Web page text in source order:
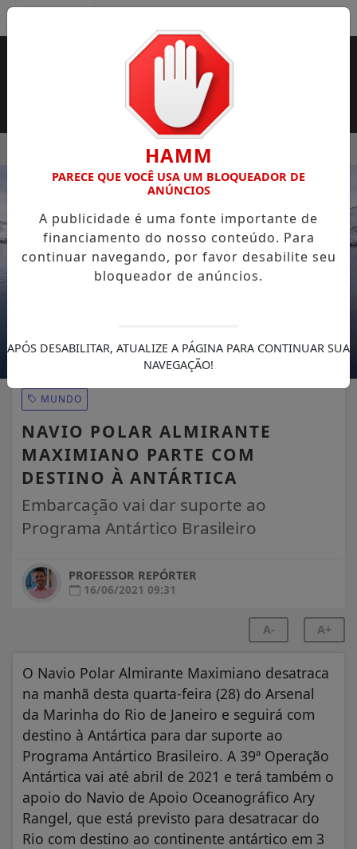
JÁ PODEM CONSULTAR CARTILHA DE REDAÇÃO
EM ALTA
MUNDO
NAVIO POLAR ALMIRANTE
MAXIMIANO PARTE COM
DESTINO À ANTÁRTICA
Embarcação vai dar suporte ao
Programa Antártico Brasileiro
PROFESSOR REPÓRTER
16/06/2021 09:31
A- A+
O Navio Polar Almirante Maximiano desatraca
na manhã desta quarta-feira (28) do Arsenal
da Marinha do Rio de Janeiro e seguirá com
destino à Antártica para dar suporte ao
Programa Antártico Brasileiro. A 39ª Operação
Antártica vai até abril de 2021 e terá também o
apoio do Navio de Apoio Oceanográfico Ary
Rangel, que está previsto para desatracar do
Rio com destino ao continente antártico em 3
HAMM
PARECE QUE VOCÊ USA UM BLOQUEADOR DE
ANÚNCIOS
A publicidade é uma fonte importante de
financiamento do nosso conteúdo. Para
continuar navegando, por favor desabilite seu
bloqueador de anúncios.
APÓS DESABILITAR, ATUALIZE A PÁGINA PARA CONTINUAR SUA
NAVEGAÇÃO!